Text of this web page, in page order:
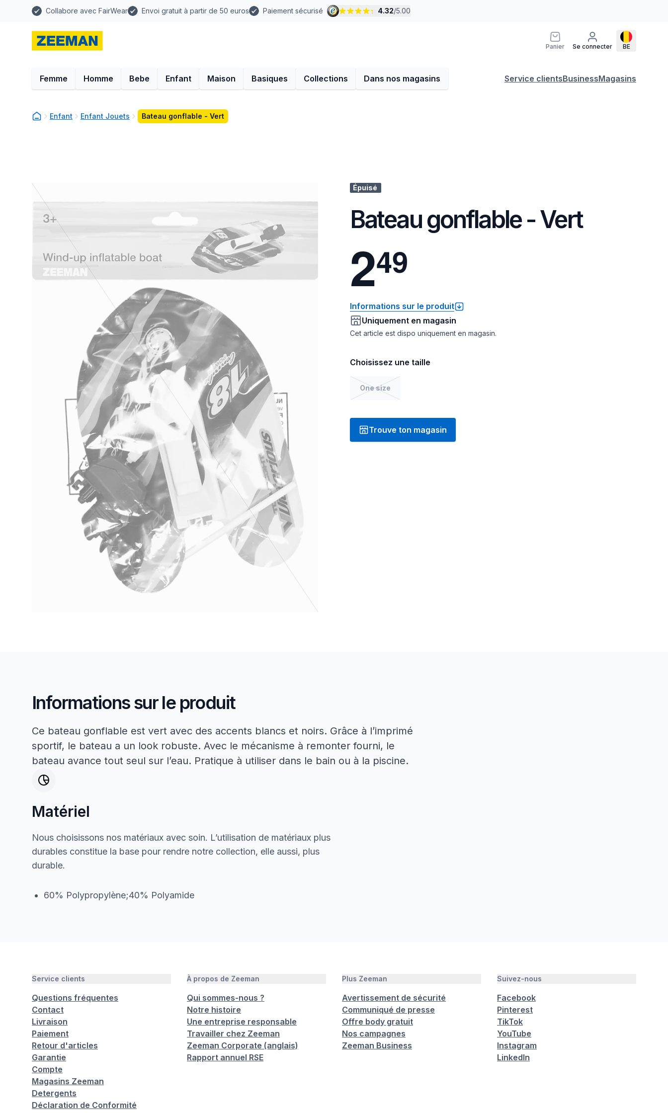
Collabore avec FairWear Envoi gratuit à partir de 50 euros Paiement sécurisé 4.32/5.00
Panier Se connecter BE
Femme Homme Bebe Enfant Maison Basiques Collections Dans nos magasins Service clientsBusinessMagasins
Enfant Enfant Jouets Bateau gonflable - Vert
Épuisé
Bateau gonflable - Vert
249
Informations sur le produit
Uniquement en magasin
Cet article est dispo uniquement en magasin.
Choisissez une taille
One size
Trouve ton magasin
Informations sur le produit
Ce bateau gonflable est vert avec des accents blancs et noirs. Grâce à l’imprimé
sportif, le bateau a un look robuste. Avec le mécanisme à remonter fourni, le
bateau avance tout seul sur l’eau. Pratique à utiliser dans le bain ou à la piscine.
Matériel
Nous choisissons nos matériaux avec soin. L’utilisation de matériaux plus
durables constitue la base pour rendre notre collection, elle aussi, plus
durable.
60% Polypropylène;40% Polyamide
Service clients
Questions fréquentes
Contact
Livraison
Paiement
Retour d'articles
Garantie
Compte
Magasins Zeeman
Detergents
Déclaration de Conformité
À propos de Zeeman
Qui sommes-nous ?
Notre histoire
Une entreprise responsable
Travailler chez Zeeman
Zeeman Corporate (anglais)
Rapport annuel RSE
Plus Zeeman
Avertissement de sécurité
Communiqué de presse
Offre body gratuit
Nos campagnes
Zeeman Business
Suivez-nous
Facebook
Pinterest
TikTok
YouTube
Instagram
LinkedIn